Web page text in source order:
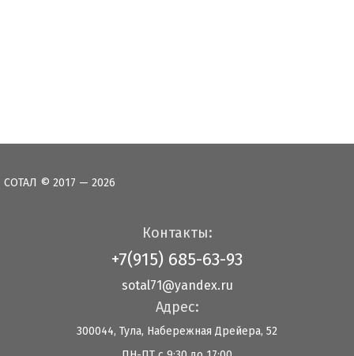
СОТАЛ © 2017 — 2026
Контакты:
+7(915) 685-63-93
sotal71@yandex.ru
Адрес:
300044, Тула, Набережная Дрейера, 52